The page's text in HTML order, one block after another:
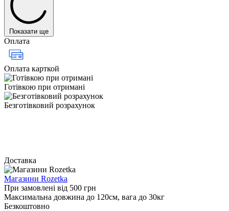
Показати ще
Оплата
Оплата карткой
Готівкою при отримані
Безготівковий розрахунок
Доставка
Магазини Rozetka
При замовлені від 500 грн
Максимальна довжина до 120см, вага до 30кг
Безкоштовно